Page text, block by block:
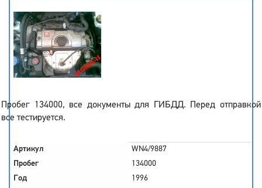
Пробег 134000, все документы для ГИБДД. Перед отправкой
все тестируется.
Артикул
WN4/9887
Пробег
134000
Год
1996